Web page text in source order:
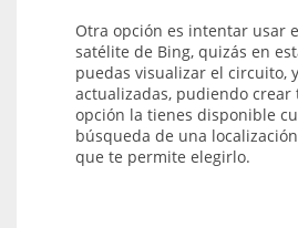
Otra opción es intentar usar
satélite de Bing, quizás en
puedas visualizar el circuito,
actualizadas, pudiendo crear
opción la tienes disponible
búsqueda de una
que te permite elegirlo.